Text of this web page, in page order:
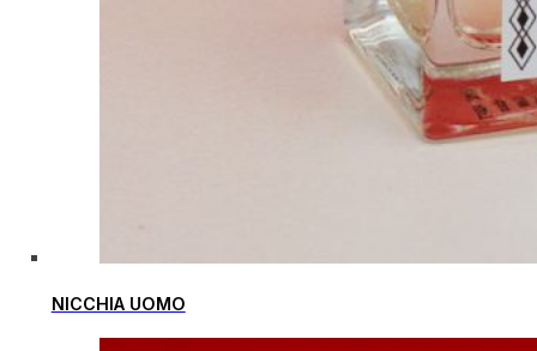
NICCHIA UOMO